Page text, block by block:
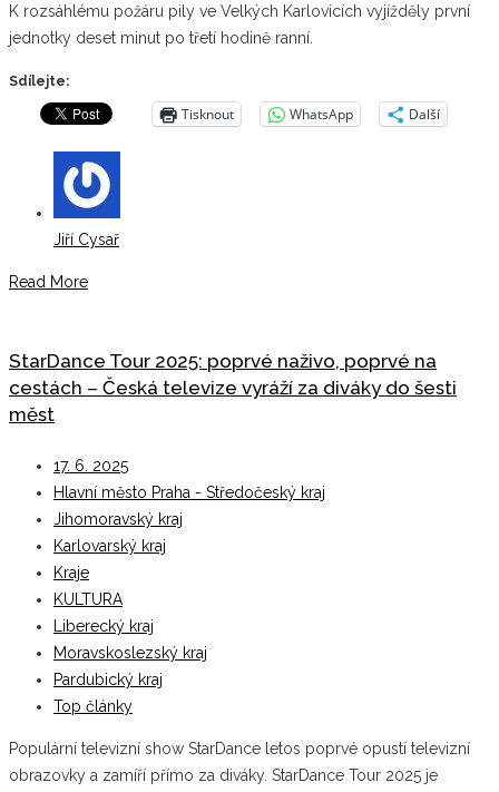
K rozsáhlému požáru pily ve Velkých Karlovicích vyjížděly první
jednotky deset minut po třetí hodině ranní.
Sdílejte:
Tisknout WhatsApp Další
Jiří Cysař
Read More
StarDance Tour 2025: poprvé naživo, poprvé na
cestách – Česká televize vyráží za diváky do šesti
měst
17. 6. 2025
Hlavní město Praha - Středočeský kraj
Jihomoravský kraj
Karlovarský kraj
Kraje
KULTURA
Liberecký kraj
Moravskoslezský kraj
Pardubický kraj
Top články
Populární televizní show StarDance letos poprvé opustí televizní
obrazovky a zamíří přímo za diváky. StarDance Tour 2025 je